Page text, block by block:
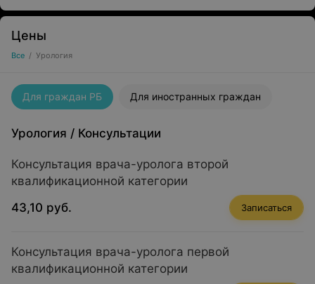
Симптомы появляются, когда патологический процесс
Поэтому важно регулярно проходить
профилактические осмотры. Это касается людей
Цены
Все / Урология
Для граждан РБ Для иностранных граждан
Урология / Консультации
Консультация врача-уролога второй
квалификационной категории
43,10 руб.
Записаться
Консультация врача-уролога первой
квалификационной категории